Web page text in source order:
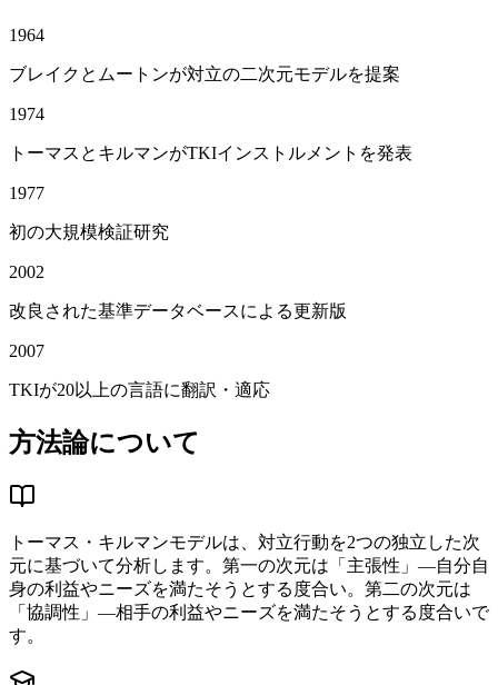
1964
ブレイクとムートンが対立の二次元モデルを提案
1974
トーマスとキルマンがTKIインストルメントを発表
1977
初の大規模検証研究
2002
改良された基準データベースによる更新版
2007
TKIが20以上の言語に翻訳・適応
方法論について
トーマス・キルマンモデルは、対立行動を2つの独立した次
元に基づいて分析します。第一の次元は「主張性」—自分自
身の利益やニーズを満たそうとする度合い。第二の次元は
「協調性」—相手の利益やニーズを満たそうとする度合いで
す。